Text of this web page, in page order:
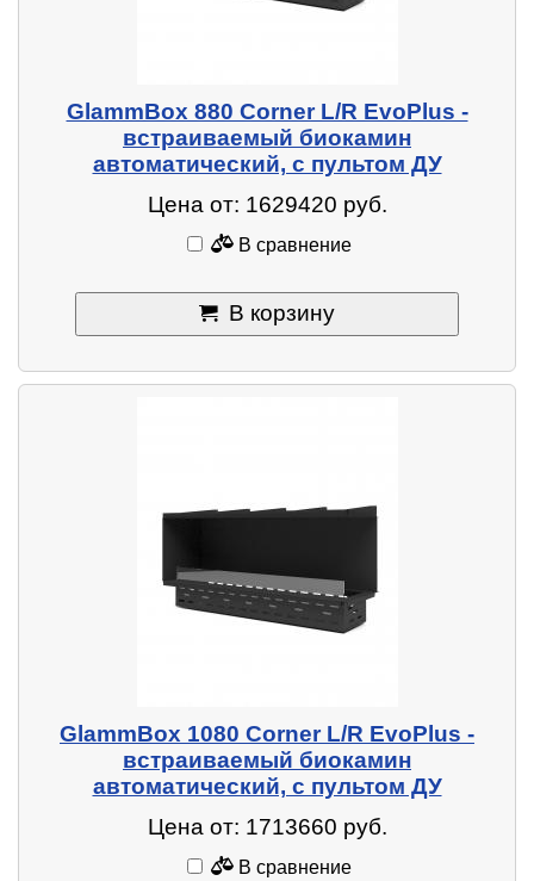
GlammBox 880 Corner L/R EvoPlus -
встраиваемый биокамин
автоматический, с пультом ДУ
Цена от: 1629420 руб.
В сравнение
В корзину
GlammBox 1080 Corner L/R EvoPlus -
встраиваемый биокамин
автоматический, с пультом ДУ
Цена от: 1713660 руб.
В сравнение